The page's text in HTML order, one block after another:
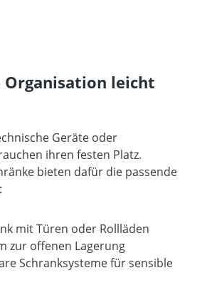
Organisation leicht
Geräte oder
ihren festen Platz.
bieten dafür die passende
mit Türen oder Rollläden
zur offenen Lagerung
Schranksysteme für sensible